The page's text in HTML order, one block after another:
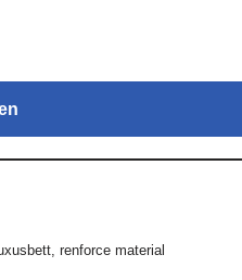
, renforce material